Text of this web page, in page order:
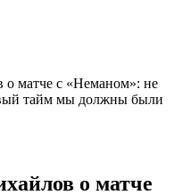
матче с «Неманом»: не
тайм мы должны были
о матче